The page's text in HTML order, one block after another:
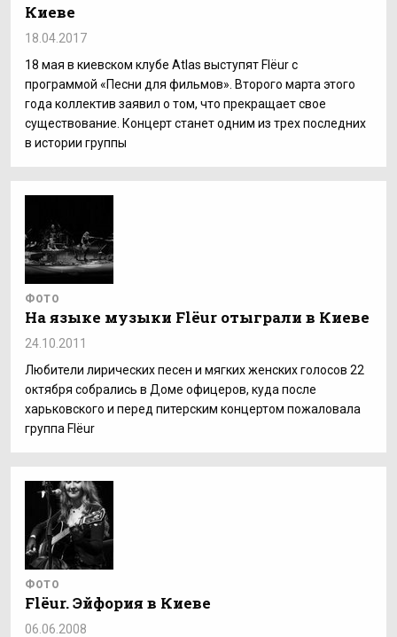
Киеве
18.04.2017
18 мая в киевском клубе Atlas выступят Flёur с
программой «Песни для фильмов». Второго марта этого
года коллектив заявил о том, что прекращает свое
существование. Концерт станет одним из трех последних
в истории группы
ФОТО
На языке музыки Flёur отыграли в Киеве
24.10.2011
Любители лирических песен и мягких женских голосов 22
октября собрались в Доме офицеров, куда после
харьковского и перед питерским концертом пожаловала
группа Flёur
ФОТО
Flёur. Эйфория в Киеве
06.06.2008